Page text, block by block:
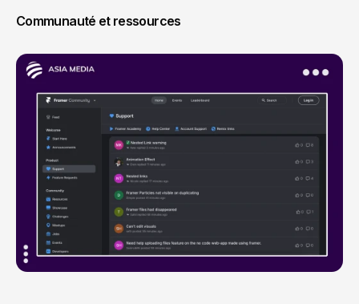
Communauté et ressources